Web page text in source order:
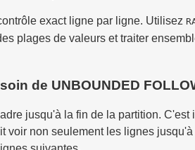
exact ligne par ligne. Utilisez
plages de valeurs et traiter
de UNBOUNDED
jusqu'à la fin de la partition. C'est
voir non seulement les lignes